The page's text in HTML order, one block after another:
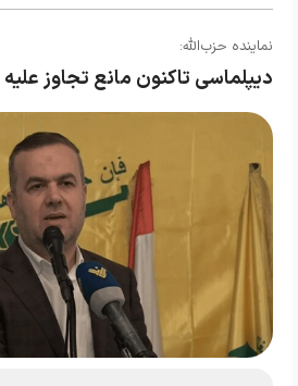
نماینده حزب‌الله:
دیپلماسی تاکنون مانع تجاوز